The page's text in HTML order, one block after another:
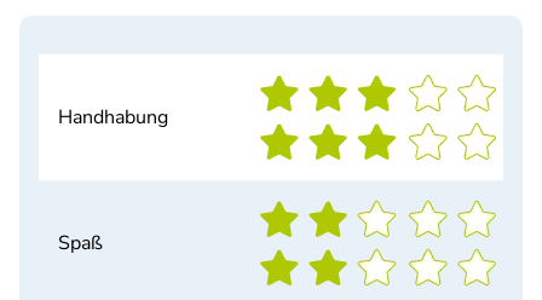
Handhabung
Spaß